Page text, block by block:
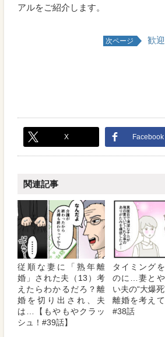
アルをご紹介します。
次ページ 歓
X Facebook
関連記事
従順な妻に「熟年離
婚」された夫（13）考
えたらわかるだろ？離
婚を切り出され、夫
は…【もやもやクラッ
シュ！#39話】
タイミング
のに…妻とや
い夫の“大爆
離婚を考えて
#38話